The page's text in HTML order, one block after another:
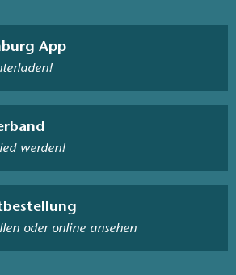
App
werden!
oder online ansehen